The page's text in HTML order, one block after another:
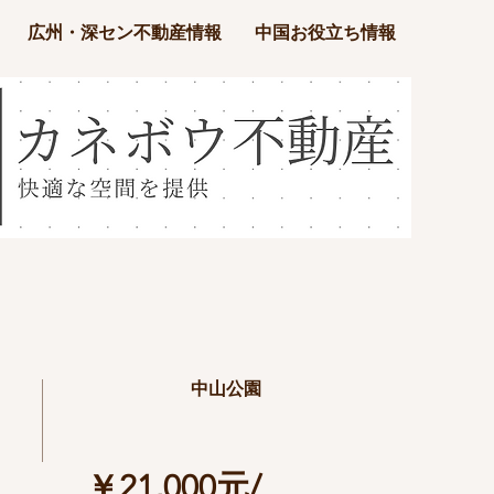
広州・深セン不動産情報 中国お役立ち情報
中山公園